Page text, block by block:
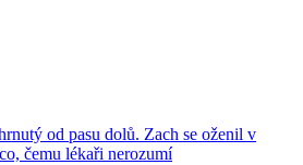
od pasu dolů. Zach se oženil v
čemu lékaři nerozumí